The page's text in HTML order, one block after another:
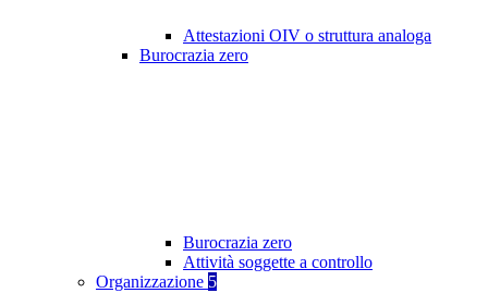
Attestazioni OIV o struttura analoga
Burocrazia zero
Burocrazia zero
Attività soggette a controllo
Organizzazione 5